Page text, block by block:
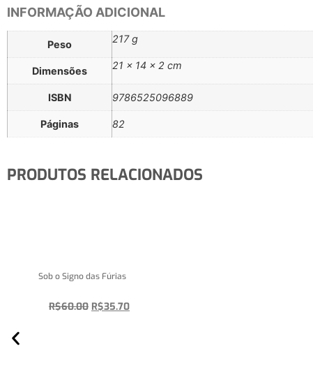
INFORMAÇÃO ADICIONAL
Peso 217 g
Dimensões 21 × 14 × 2 cm
ISBN 9786525096889
Páginas 82
PRODUTOS RELACIONADOS
Sob o Signo das Fúrias
R$60.00 R$35.70